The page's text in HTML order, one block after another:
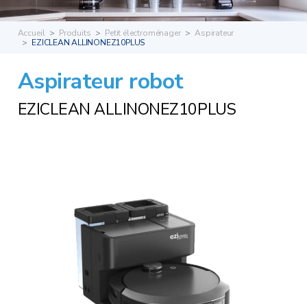
Accueil Produits Petit électroménager
Aspirateur
EZICLEAN ALLINONEZ10PLUS
Aspirateur robot
EZICLEAN ALLINONEZ10PLUS